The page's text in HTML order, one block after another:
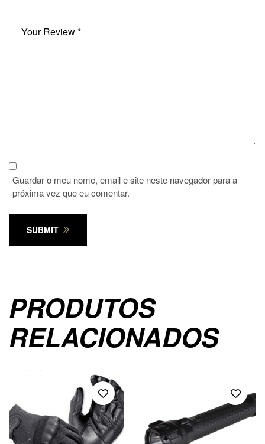
Guardar o meu nome, email e site neste navegador para a
próxima vez que eu comentar.
SUBMIT
PRODUTOS
RELACIONADOS